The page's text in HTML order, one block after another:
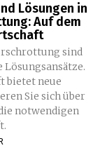
Lösungen in
Auf dem
sind
bietet neue
Sie sich über
notwendigen